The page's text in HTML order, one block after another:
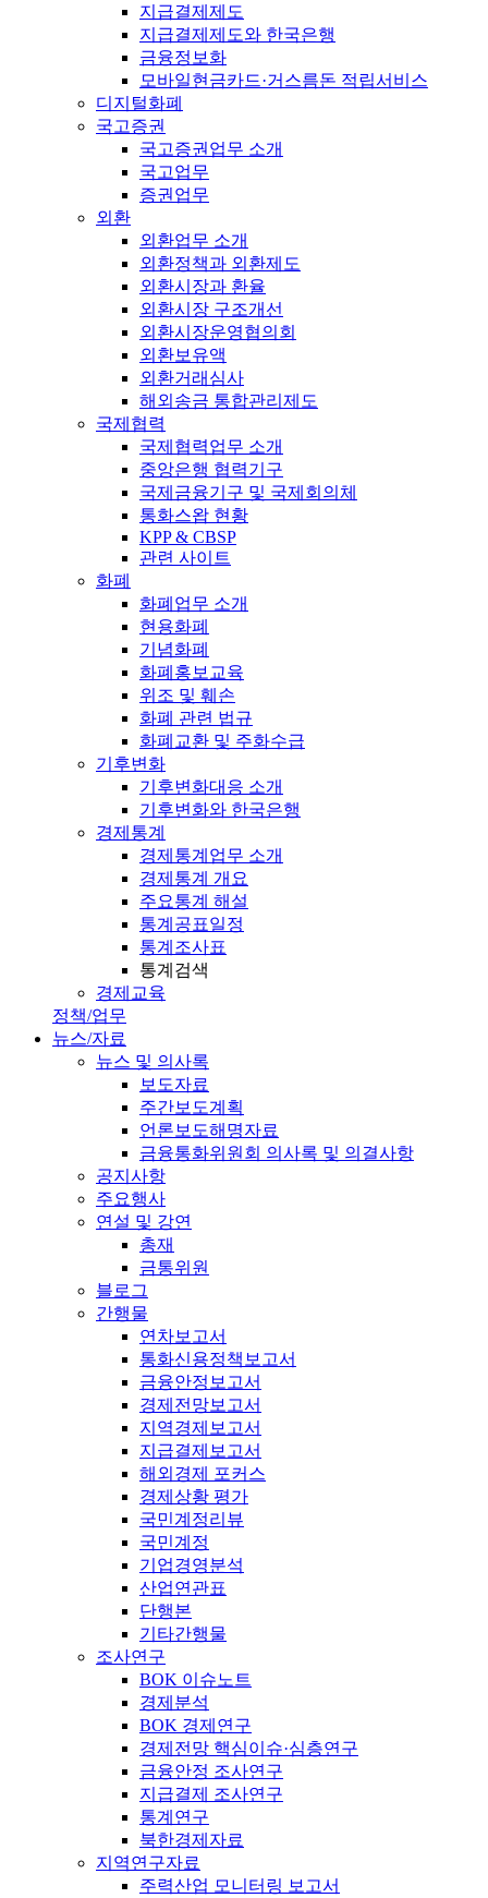
지급결제제도
지급결제제도와 한국은행
금융정보화
모바일현금카드·거스름돈 적립서비스
디지털화폐
국고증권
국고증권업무 소개
국고업무
증권업무
외환
외환업무 소개
외환정책과 외환제도
외환시장과 환율
외환시장 구조개선
외환시장운영협의회
외환보유액
외환거래심사
해외송금 통합관리제도
국제협력
국제협력업무 소개
중앙은행 협력기구
국제금융기구 및 국제회의체
통화스왑 현황
KPP & CBSP
관련 사이트
화폐
화폐업무 소개
현용화폐
기념화폐
화폐홍보교육
위조 및 훼손
화폐 관련 법규
화폐교환 및 주화수급
기후변화
기후변화대응 소개
기후변화와 한국은행
경제통계
경제통계업무 소개
경제통계 개요
주요통계 해설
통계공표일정
통계조사표
통계검색
경제교육
정책/업무
뉴스/자료
뉴스 및 의사록
보도자료
주간보도계획
언론보도해명자료
금융통화위원회 의사록 및 의결사항
공지사항
주요행사
연설 및 강연
총재
금통위원
블로그
간행물
연차보고서
통화신용정책보고서
금융안정보고서
경제전망보고서
지역경제보고서
지급결제보고서
해외경제 포커스
경제상황 평가
국민계정리뷰
국민계정
기업경영분석
산업연관표
단행본
기타간행물
조사연구
BOK 이슈노트
경제분석
BOK 경제연구
경제전망 핵심이슈·심층연구
금융안정 조사연구
지급결제 조사연구
통계연구
북한경제자료
지역연구자료
주력산업 모니터링 보고서